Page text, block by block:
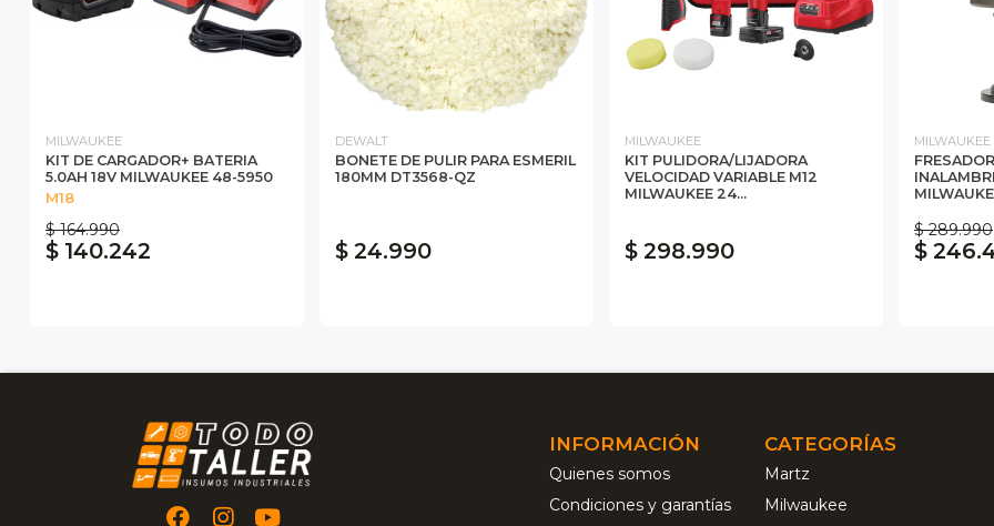
MILWAUKEE
KIT DE CARGADOR+ BATERIA
5.0AH 18V MILWAUKEE 48-5950
M18
$ 164.990
$ 140.242
DEWALT
BONETE DE PULIR PARA ESMERIL
180MM DT3568-QZ
$ 24.990
MILWAUKEE
KIT PULIDORA/LIJADORA
VELOCIDAD VARIABLE M12
MILWAUKEE 24...
$ 298.990
MILWAUKEE
$ 289.990
$
INFORMACIÓN
Quienes somos
Condiciones y garantías
CATEGORÍAS
Martz
Milwaukee